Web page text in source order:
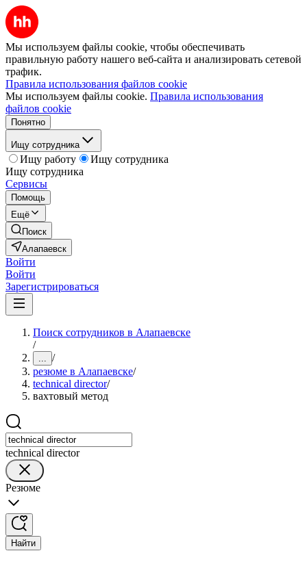
Мы используем файлы cookie, чтобы обеспечивать
правильную работу нашего веб-сайта и анализировать сетевой
трафик.
Правила использования файлов cookie
Мы используем файлы cookie. Правила использования
файлов cookie
Понятно
Ищу сотрудника
Ищу работу
Ищу сотрудника
Ищу сотрудника
Сервисы
Помощь
Ещё
Поиск
Алапаевск
Войти
Войти
Зарегистрироваться
Поиск сотрудников в Алапаевске
/
... /
резюме в Алапаевске/
technical director/
вахтовый метод
technical director
Резюме
Найти